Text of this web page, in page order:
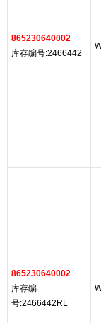
865230640002
库存编号:2466442
865230640002
库存编
号:2466442RL